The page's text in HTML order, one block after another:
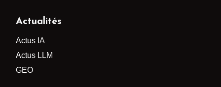
Actualités
Actus IA
Actus LLM
GEO